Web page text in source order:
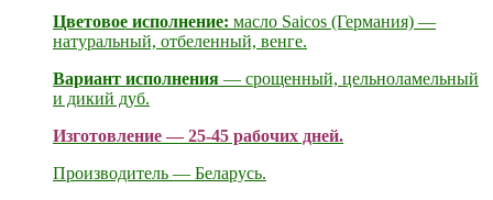
Цветовое исполнение: масло Saicos (Германия) —
натуральный, отбеленный, венге.
Вариант исполнения — срощенный, цельноламельный
и дикий дуб.
Изготовление — 25-45 рабочих дней.
Производитель — Беларусь.